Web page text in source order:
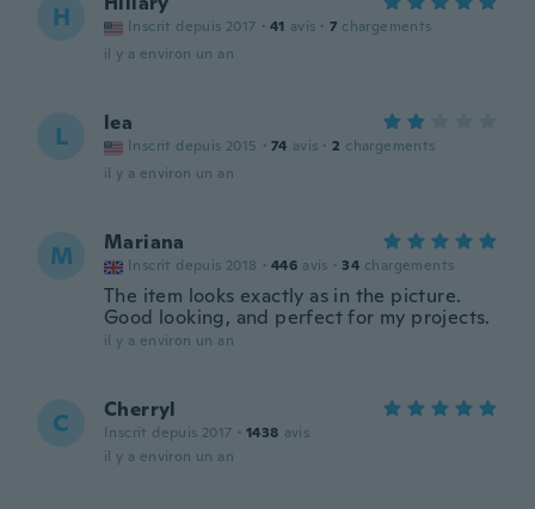
H Inscrit depuis 2017 · 41 avis · 7 chargements
il y a environ un an
L lea
Inscrit depuis 2015 · 74 avis · 2 chargements
il y a environ un an
M Mariana
Inscrit depuis 2018 · 446 avis · 34 chargements
The item looks exactly as in the picture.
Good looking, and perfect for my projects.
il y a environ un an
C Cherryl
Inscrit depuis 2017 · 1438 avis
il y a environ un an